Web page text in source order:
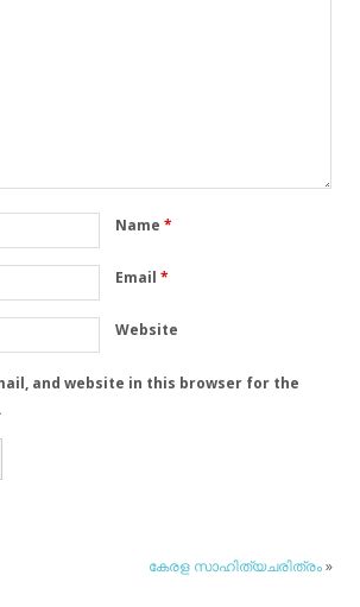
Name *
Email *
Website
and website in this browser for the
കേരള സാഹിത്യചരിത്രം»